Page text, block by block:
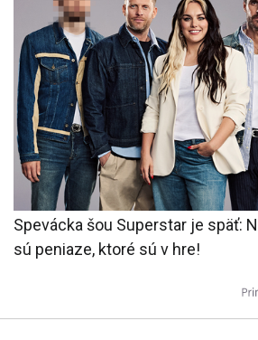
Spevácka šou Superstar je späť:
sú peniaze, ktoré sú v hre!